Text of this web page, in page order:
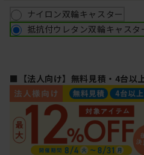
ナイロン双輪キャスター
抵抗付ウレタン双輪キャスタ
■【法人向け】無料見積・4台以